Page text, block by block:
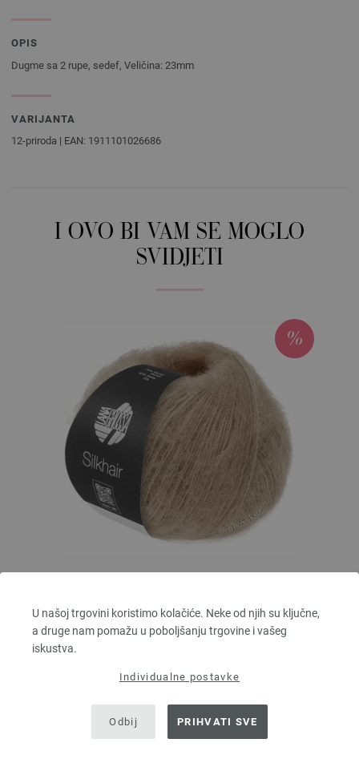
U našoj trgovini koristimo kolačiće. Neke od njih su ključne,
a druge nam pomažu u poboljšanju trgovine i vašeg
iskustva.
Individualne postavke
Odbij PRIHVATI SVE
OPIS
Dugme sa 2 rupe, sedef, Veličina: 23mm
VARIJANTA
12-priroda | EAN: 1911101026686
I OVO BI VAM SE MOGLO
SVIDJETI
70 % Mohair, 30 % Svila
Dužina: otprilike 210 m / 25 g
7,73 $ - 9,73 $
next